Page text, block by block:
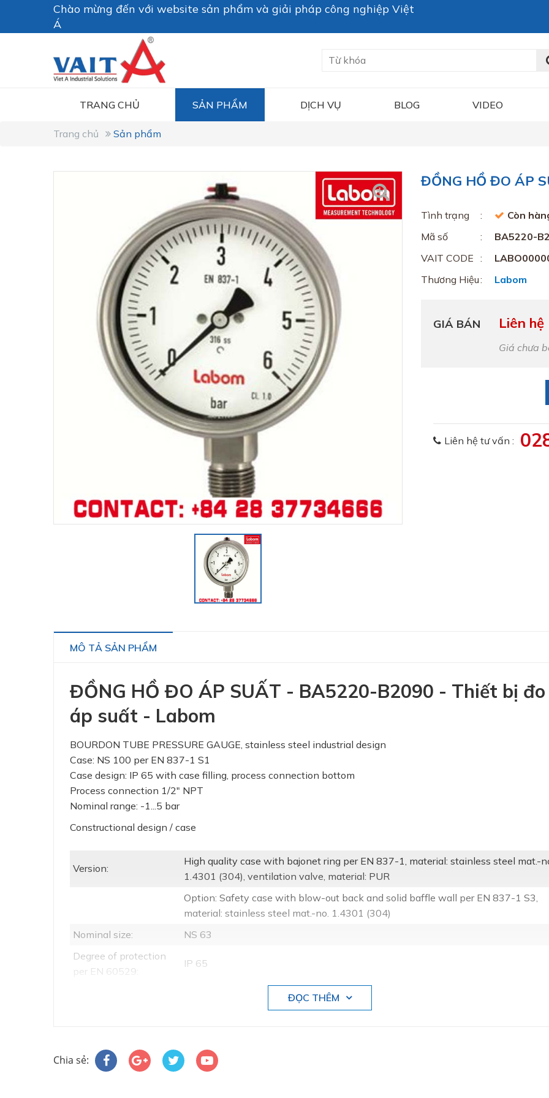
Chào mừng đến với website sản phẩm và giải pháp công nghiệp Việt
Á
TRANG CHỦ SẢN PHẨM DỊCH VỤ BLOG VIDEO
Trang chủ Sản phẩm
ĐỒNG HỒ ĐO ÁP
Tình trạng
Còn
Mã số
BA5220-
VAIT CODE
Thương Hiệu
Labom
GIÁ BÁN Liên hệ
Giá chưa
Liên hệ tư vấn :
MÔ TẢ SẢN PHẨM
ĐỒNG HỒ ĐO ÁP SUẤT - BA5220-B2090 - Thiết bị đo
áp suất - Labom
BOURDON TUBE PRESSURE GAUGE, stainless steel industrial design
Case: NS 100 per EN 837-1 S1
Case design: IP 65 with case filling, process connection bottom
Process connection 1/2" NPT
Nominal range: -1...5 bar
Constructional design / case
Version:
High quality case with bajonet ring per EN 837-1, material: stainless steel mat.-
1.4301 (304), ventilation valve, material: PUR
Option: Safety case with blow-out back and solid baffle wall per EN 837-1 S3,
material: stainless steel mat.-no. 1.4301 (304)
Nominal size:
NS 63
Degree of protection
per EN 60529:
IP 65
Further liquid fillings upon request
Atmosph. pressure
ĐỌC THÊM
Chia sẻ: